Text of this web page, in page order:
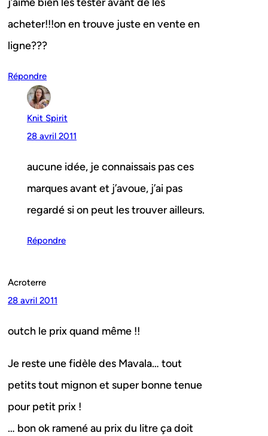
j’aime bien les tester avant de les
acheter!!!on en trouve juste en vente en
ligne???
Répondre
Knit Spirit
28 avril 2011
aucune idée, je connaissais pas ces
marques avant et j’avoue, j’ai pas
regardé si on peut les trouver ailleurs.
Répondre
Acroterre
28 avril 2011
outch le prix quand même !!
Je reste une fidèle des Mavala… tout
petits tout mignon et super bonne tenue
pour petit prix !
… bon ok ramené au prix du litre ça doit